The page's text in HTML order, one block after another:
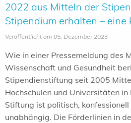
2022 aus Mitteln der
Stipendium erhalten – eine
Veröffentlicht am 05. Dezember 2023
Wie in einer Pressemeldung des
Wissenschaft und Gesundheit
Stipendienstiftung seit 2005
Hochschulen und Universitäten
Stiftung ist politisch,
unabhängig. Die Förderlinien in